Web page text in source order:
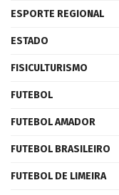
ESPORTE REGIONAL
ESTADO
FISICULTURISMO
FUTEBOL
FUTEBOL AMADOR
FUTEBOL BRASILEIRO
FUTEBOL DE LIMEIRA